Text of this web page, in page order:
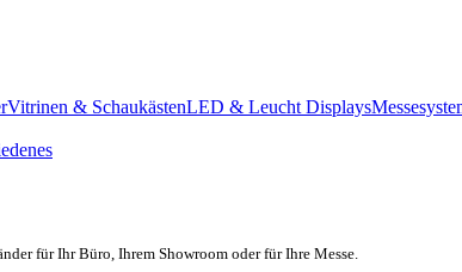
Vitrinen & SchaukästenLED & Leucht Displays
für Ihr Büro, Ihrem Showroom oderfür Ihre Messe.